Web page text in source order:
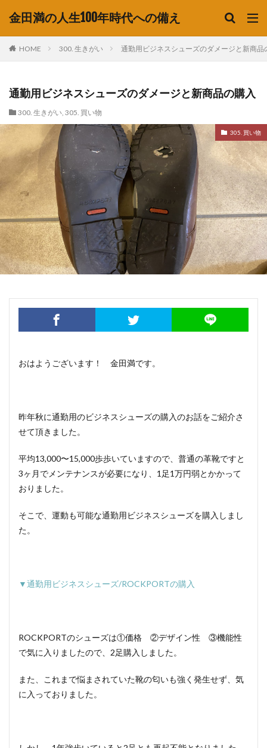
金田満の人生100年時代への備え
HOME 300. 生きがい 通勤用ビジネスシューズのダメージと新商品
通勤用ビジネスシューズのダメージと新商品の購入
300. 生きがい, 305. 買い物
305. 買い物
おはようございます！ 金田満です。
昨年秋に通勤用のビジネスシューズの購入のお話をご紹介さ
せて頂きました。
平均13,000〜15,000歩歩いていますので、普通の革靴ですと
3ヶ月でメンテナンスが必要になり、1足1万円弱とかかって
おりました。
そこで、運動も可能な通勤用ビジネスシューズを購入しまし
た。
▼通勤用ビジネスシューズ/ROCKPORTの購入
ROCKPORTのシューズは①価格 ②デザイン性 ③機能性
で気に入りましたので、2足購入しました。
また、これまで悩まされていた靴の匂いも強く発生せず、気
に入っておりました。